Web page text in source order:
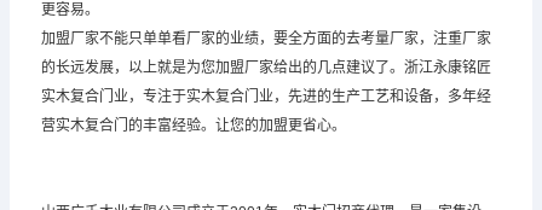
更容易。
加盟厂家不能只单单看厂家的业绩，要全方面的去考量厂家，注重厂家
的长远发展，以上就是为您加盟厂家给出的几点建议了。浙江永康铭匠
实木复合门业，专注于实木复合门业，先进的生产工艺和设备，多年经
营实木复合门的丰富经验。让您的加盟更省心。